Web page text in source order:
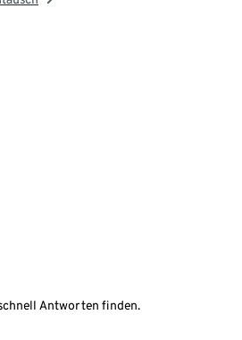
Antworten finden.